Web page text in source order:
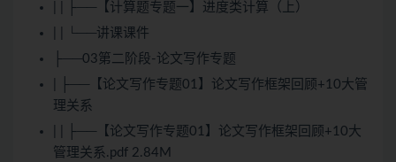
| | ├──【计算题专题一】进度类计算（上）
| | └──讲课课件
├──03第二阶段-论文写作专题
| ├──【论文写作专题01】论文写作框架回顾+10大管
理关系
| | ├──【论文写作专题01】论文写作框架回顾+10大
管理关系.pdf 2.84M